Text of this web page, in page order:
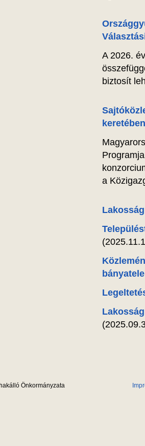
A 2026.
biztosít
a
Önkormányzata